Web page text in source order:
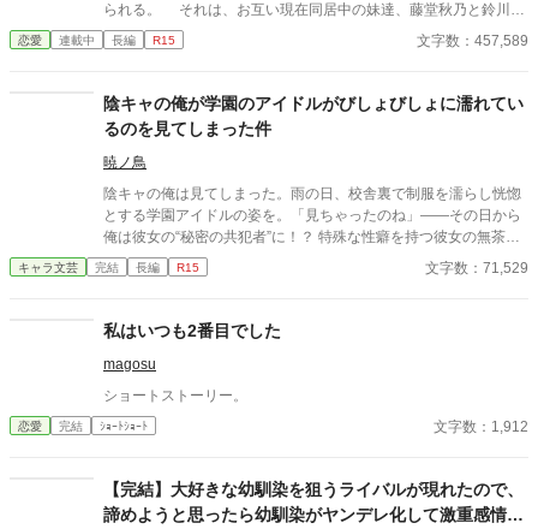
られる。 それは、お互い現在同居中の妹達、藤堂秋乃と鈴川美
咲を交換して生活しようというものだった。 鈴川美咲は、美男
子の洋平に勝るとも劣らない美少女なのだけれど、男子に嫌悪感
と冷めがちな女子の距離感が、二人暮らしのなかで徐々に変わっ
ていく。 そんなラブコメディです。
恋愛 連載中 長編 R15 文字数：457,589
陰キャの俺が学園のアイドルがびしょびしょに濡れてい
るのを見てしまった件
暁ノ鳥
陰キャの俺は見てしまった。雨の日、校舎裏で制服を濡らし恍惚
とする学園アイドルの姿を。「見ちゃったのね」――その日から
俺は彼女の“秘密の共犯者”に！？ 特殊な性癖を持つ彼女の無茶な
「実験」に振り回され、身も心も支配される日々の始まり。二人
の禁断の関係の行方は？。二人の禁断の関係が今、始まる！
キャラ文芸 完結 長編 R15 文字数：71,529
私はいつも2番目でした
magosu
ショートストーリー。
恋愛 完結 ｼｮｰﾄｼｮｰﾄ 文字数：1,912
【完結】大好きな幼馴染を狙うライバルが現れたので、
諦めようと思ったら幼馴染がヤンデレ化して激重感情を